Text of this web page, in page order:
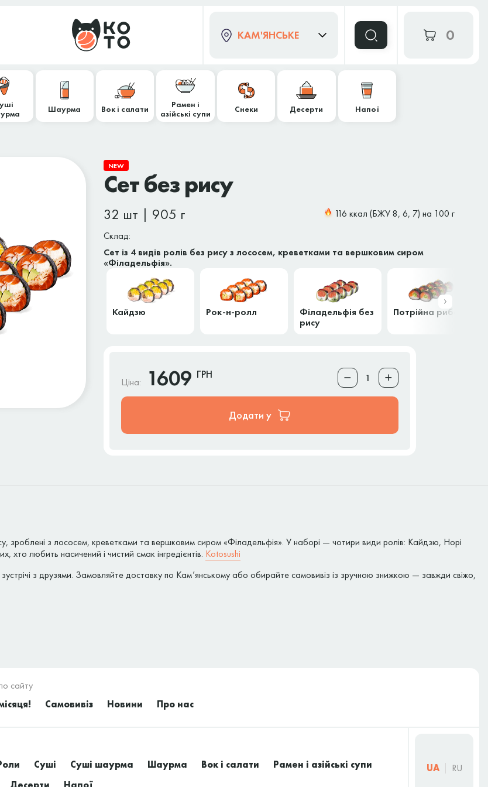
КАМ'ЯНСЬКЕ 0
Шаурма Вок і салати
Рамен і
азійські супи
Снеки Десерти Напої
NEW
Сет без рису
32 шт | 905 г
116 ккал (БЖУ 8, 6, 7) на 100 г
Склад:
Сет із 4 видів ролів без рису з лососем, креветками та вершковим сиром
«Філадельфія».
Кайдзю Рок-н-ролл
Філадельфія без
рису
Потрійна риба
Ціна: 1609 ГРН
Додати у
зроблені з лососем, креветками та вершковим сиром «Філадельфія». У наборі — чотири види ролів: Кайдзю, Норі
любить насичений і чистий смак інгредієнтів. Kotosushi
з друзями. Замовляйте доставку по Кам’янському або обирайте самовивіз із зручною знижкою — завжди свіжо,
сайту
Самовивіз Новини Про нас
Суші Суші шаурма Шаурма Вок і салати
Рамен і азійські супи
UA RU